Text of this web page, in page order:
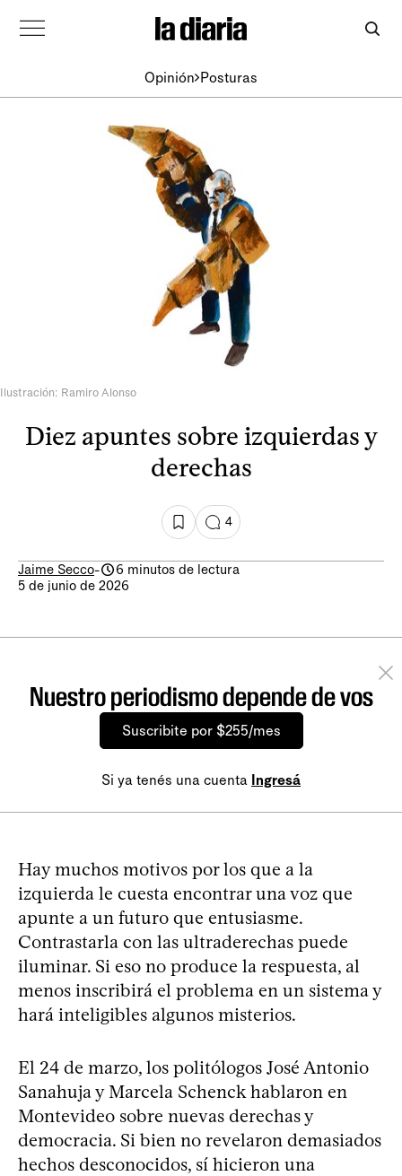
Opinión Posturas
Ilustración: Ramiro Alonso
Diez apuntes sobre izquierdas y
derechas
4
Jaime Secco-
6 minutos de lectura
5 de junio de 2026
Nuestro periodismo depende de vos
Suscribite por $255/mes
Si ya tenés una cuenta Ingresá
Hay muchos motivos por los que a la
izquierda le cuesta encontrar una voz que
apunte a un futuro que entusiasme.
Contrastarla con las ultraderechas puede
iluminar. Si eso no produce la respuesta, al
menos inscribirá el problema en un sistema y
hará inteligibles algunos misterios.
El 24 de marzo, los politólogos José Antonio
Sanahuja y Marcela Schenck hablaron en
Montevideo sobre nuevas derechas y
democracia. Si bien no revelaron demasiados
hechos desconocidos, sí hicieron una